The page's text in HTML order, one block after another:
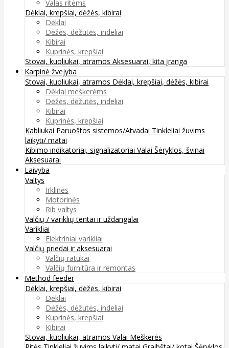
Valas ritėms
Dėklai, krepšiai, dėžės, kibirai
Dėklai
Dėžės, dėžutės, indeliai
Kibirai
Kuprinės, krepšiai
Stovai, kuoliukai, atramos Aksesuarai, kita įranga
Karpinė žvejyba
Stovai, kuoliukai, atramos Dėklai, krepšiai, dėžės, kibirai
Dėklai meškerėms
Dėžės, dėžutės, indeliai
Kibirai
Kuprinės, krepšiai
Kabliukai Paruoštos sistemos/Atvadai Tinkleliai žuvims
laikyti/ matai
Kibimo indikatoriai, signalizatoriai Valai Šėryklos, švinai
Aksesuarai
Laivyba
Valtys
Irklinės
Motorinės
Rib valtys
Valčių / variklių tentai ir uždangalai
Varikliai
Elektriniai varikliai
Valčių priedai ir aksesuarai
Valčių ratukai
Valčių furnitūra ir remontas
Method feeder
Dėklai, krepšiai, dėžės, kibirai
Dėklai
Dėžės, dėžutės, indeliai
Kuprinės, krepšiai
Kibirai
Stovai, kuoliukai, atramos Valai Meškerės